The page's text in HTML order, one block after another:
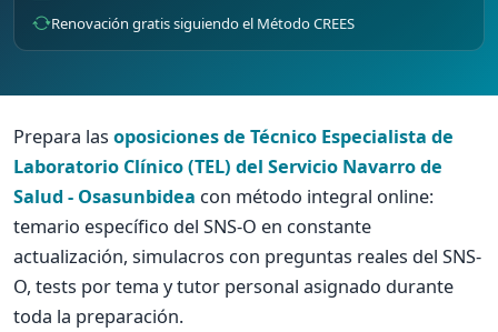
Renovación gratis siguiendo el Método CREES
Prepara las oposiciones de Técnico Especialista de
Laboratorio Clínico (TEL) del Servicio Navarro de
Salud - Osasunbidea con método integral online:
temario específico del SNS-O en constante
actualización, simulacros con preguntas reales del SNS-
O, tests por tema y tutor personal asignado durante
toda la preparación.